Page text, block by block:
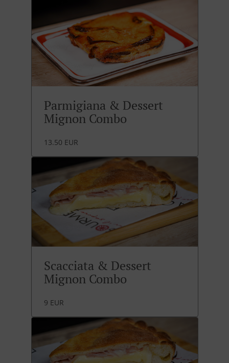
Parmigiana & Dessert
Mignon Combo
13.50 EUR
Scacciata & Dessert
Mignon Combo
9 EUR